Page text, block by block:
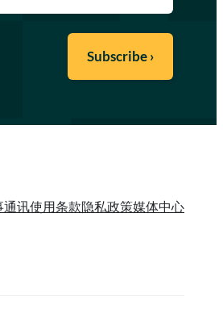
通讯使用条款隐私政策媒体中心